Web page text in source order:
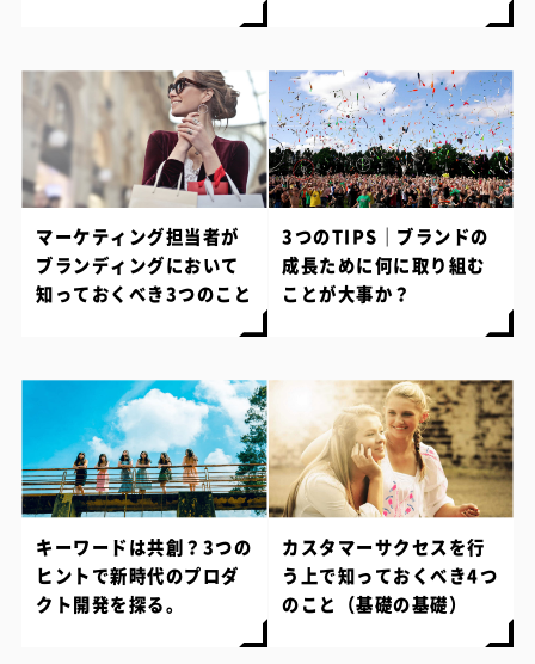
マーケティング担当者が
ブランディングにおいて
知っておくべき3つのこと
3つのTIPS｜ブランドの
成長ために何に取り組む
ことが大事か？
キーワードは共創？3つの
ヒントで新時代のプロダ
クト開発を探る。
カスタマーサクセスを行
う上で知っておくべき4つ
のこと（基礎の基礎）